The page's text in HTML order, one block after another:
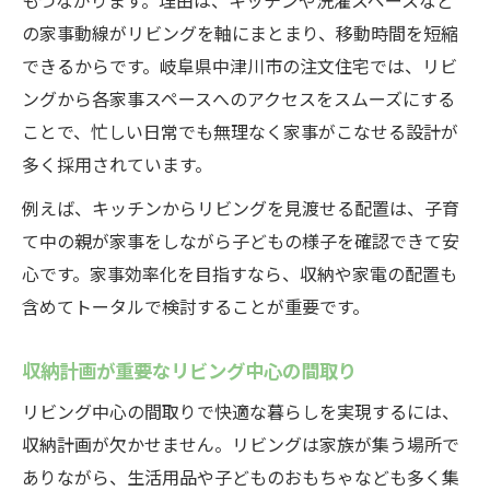
の家事動線がリビングを軸にまとまり、移動時間を短縮
できるからです。岐阜県中津川市の注文住宅では、リビ
ングから各家事スペースへのアクセスをスムーズにする
ことで、忙しい日常でも無理なく家事がこなせる設計が
多く採用されています。
例えば、キッチンからリビングを見渡せる配置は、子育
て中の親が家事をしながら子どもの様子を確認できて安
心です。家事効率化を目指すなら、収納や家電の配置も
含めてトータルで検討することが重要です。
収納計画が重要なリビング中心の間取り
リビング中心の間取りで快適な暮らしを実現するには、
収納計画が欠かせません。リビングは家族が集う場所で
ありながら、生活用品や子どものおもちゃなども多く集